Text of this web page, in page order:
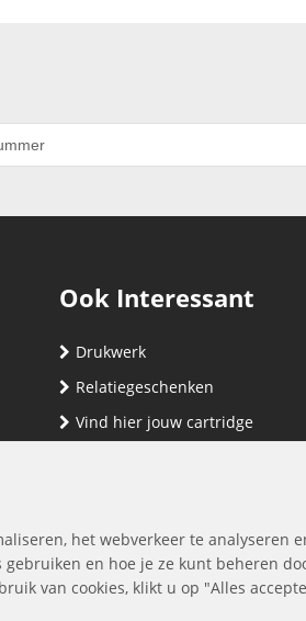
Ook Interessant
Drukwerk
Relatiegeschenken
Vind hier jouw cartridge
het webverkeer te analyseren
en hoe je ze kunt beheren
van cookies, klikt u op "Alles